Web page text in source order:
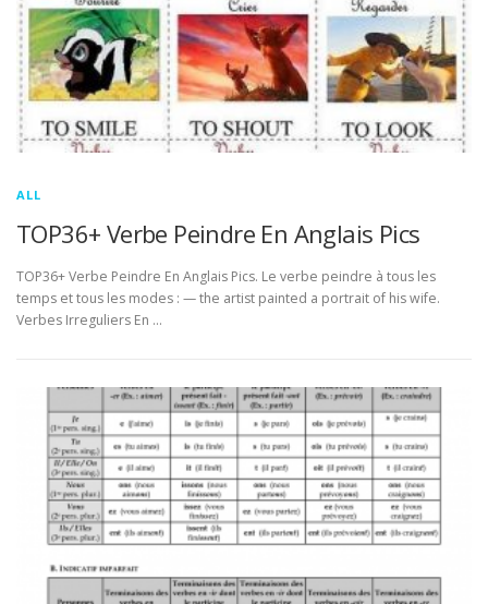
ALL
TOP36+ Verbe Peindre En Anglais Pics
TOP36+ Verbe Peindre En Anglais Pics. Le verbe peindre à tous les
temps et tous les modes : — the artist painted a portrait of his wife.
Verbes Irreguliers En …